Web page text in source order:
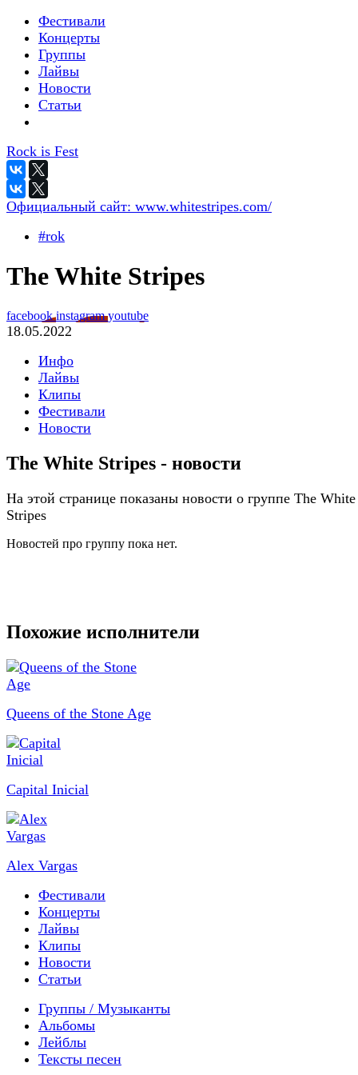
Фестивали
Концерты
Группы
Лайвы
Новости
Статьи
Rock is Fest
Официальный сайт: www.whitestripes.com/
#rok
The White Stripes
facebookinstagramyoutube
18.05.2022
Инфо
Лайвы
Клипы
Фестивали
Новости
The White Stripes - новости
На этой странице показаны новости о группе The White
Stripes
Новостей про группу пока нет.
Похожие исполнители
Queens of the Stone Age
Capital Inicial
Alex Vargas
Фестивали
Концерты
Лайвы
Клипы
Новости
Статьи
Группы / Музыканты
Альбомы
Лейблы
Тексты песен